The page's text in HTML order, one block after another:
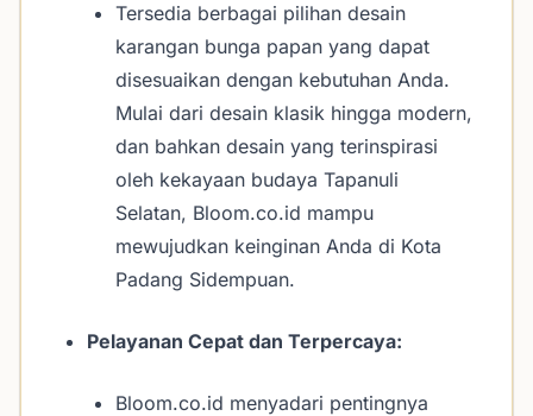
Tersedia berbagai pilihan desain
karangan bunga papan yang dapat
disesuaikan dengan kebutuhan Anda.
Mulai dari desain klasik hingga modern,
dan bahkan desain yang terinspirasi
oleh kekayaan budaya Tapanuli
Selatan, Bloom.co.id mampu
mewujudkan keinginan Anda di Kota
Padang Sidempuan.
Pelayanan Cepat dan Terpercaya:
Bloom.co.id menyadari pentingnya